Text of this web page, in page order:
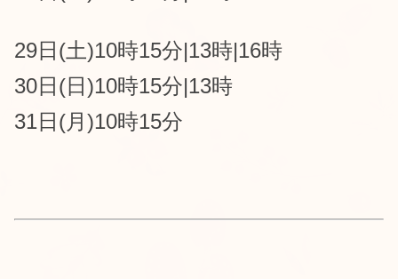
29日(土)10時15分|13時|16時
30日(日)10時15分|13時
31日(月)10時15分